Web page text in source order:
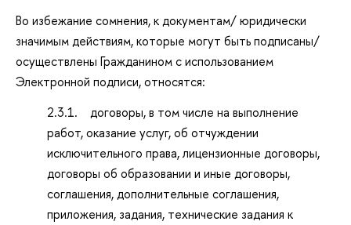
Во избежание сомнения, к документам/ юридически
значимым действиям, которые могут быть подписаны/
осуществлены Гражданином с использованием
Электронной подписи, относятся:
2.3.1. договоры, в том числе на выполнение
работ, оказание услуг, об отчуждении
исключительного права, лицензионные договоры,
договоры об образовании и иные договоры,
соглашения, дополнительные соглашения,
приложения, задания, технические задания к